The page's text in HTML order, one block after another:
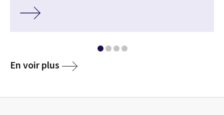
En voir plus